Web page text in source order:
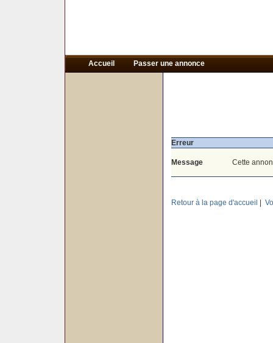
Accueil Passer une annonce
Erreur
Message Cette
Retour à la page d'accueil